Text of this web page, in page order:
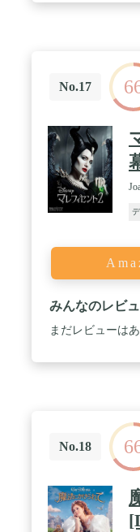
No.17
みんなのレビ
まだレビューは
No.18